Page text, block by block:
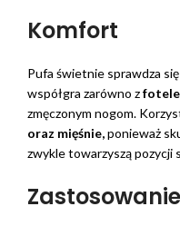
Komfort
Pufa świetnie sprawdza
współgra zarówno z
zmęczonym nogom.
oraz mięśnie,ponieważ
zwykle towarzyszą pozycji
Zastosowanie